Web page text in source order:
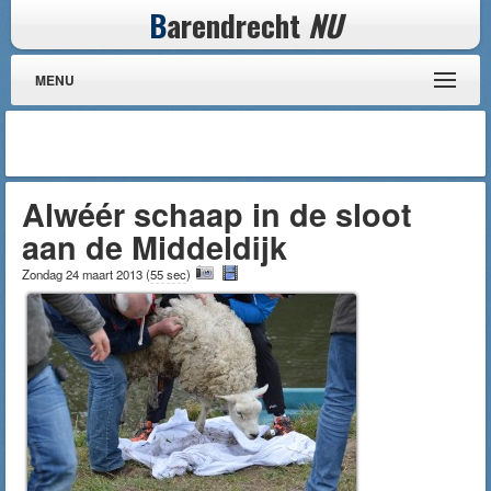
Barendrecht NU
MENU
Alwéér schaap in de sloot
aan de Middeldijk
Zondag 24 maart 2013(55 sec)